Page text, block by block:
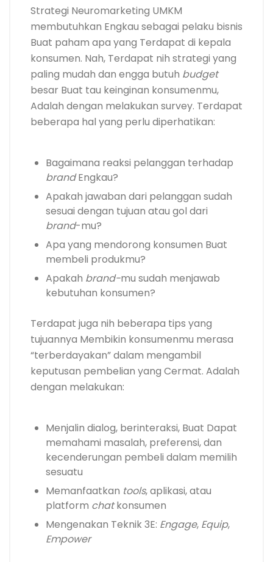
Strategi Neuromarketing UMKM
membutuhkan Engkau sebagai pelaku bisnis
Buat paham apa yang Terdapat di kepala
konsumen. Nah, Terdapat nih strategi yang
paling mudah dan engga butuh budget
besar Buat tau keinginan konsumenmu,
Adalah dengan melakukan survey. Terdapat
beberapa hal yang perlu diperhatikan:
Bagaimana reaksi pelanggan terhadap
brandEngkau?
Apakah jawaban dari pelanggan sudah
sesuai dengan tujuan atau gol dari
brand-mu?
Apa yang mendorong konsumen Buat
membeli produkmu?
Apakah brand-mu sudah menjawab
kebutuhan konsumen?
Terdapat juga nih beberapa tips yang
tujuannya Membikin konsumenmu merasa
“terberdayakan” dalam mengambil
keputusan pembelian yang Cermat. Adalah
dengan melakukan:
Menjalin dialog, berinteraksi, Buat Dapat
memahami masalah, preferensi, dan
kecenderungan pembeli dalam memilih
sesuatu
Memanfaatkan tools, aplikasi, atau
platform chatkonsumen
Mengenakan Teknik 3E: Engage, Equip,
Empower